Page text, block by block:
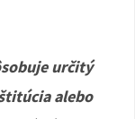
k
určitý
alebo